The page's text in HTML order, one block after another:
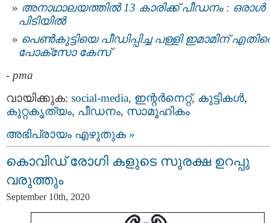
അനാഥാലയത്തിൽ 13 കാരിക്ക് പീഡനം : ഒരാൾ
പിടിയിൽ
പെൺകുട്ടിയെ പീഡിപ്പിച്ച പള്ളി ഇമാമിന്
പോക്സോ കേസ്
- pma
വായിക്കുക: social-media, ഇന്റര്‍നെറ്റ്‌, കുട്ടികള്‍,
കുറ്റകൃത്യം, പീഡനം, സാമൂഹികം
അഭിപ്രായം എഴുതുക »
കൊവിഡ് രോഗി കളുടെ സുരക്ഷ ഉറപ്പു
വരുത്തും
September 10th, 2020